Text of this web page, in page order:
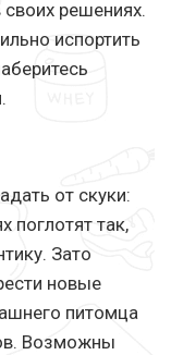
решениях.
испортить
от скуки:
поглотят так,
Зато
новые
питомца
Возможны